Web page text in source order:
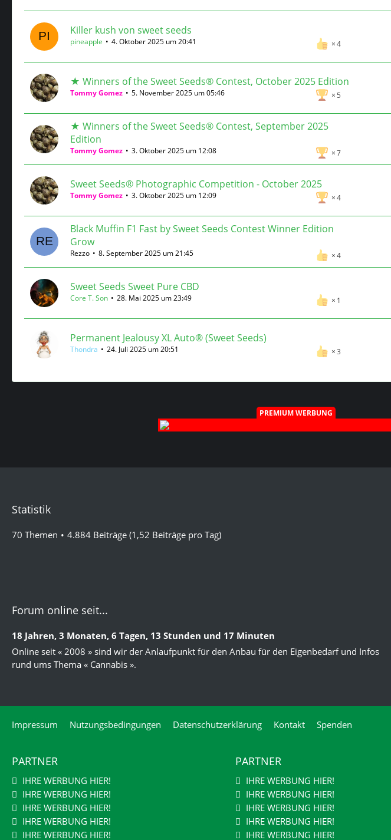
Killer kush von sweet seeds
4
pineapple 4. Oktober 2025 um 20:41
★ Winners of the Sweet Seeds® Contest, October 2025 Edition
5
Tommy Gomez 5. November 2025 um 05:46
★ Winners of the Sweet Seeds® Contest, September 2025
Edition
7
Tommy Gomez 3. Oktober 2025 um 12:08
Sweet Seeds® Photographic Competition - October 2025
4
Tommy Gomez 3. Oktober 2025 um 12:09
Black Muffin F1 Fast by Sweet Seeds Contest Winner Edition
Grow
4
Rezzo 8. September 2025 um 21:45
Sweet Seeds Sweet Pure CBD
1
Core T. Son 28. Mai 2025 um 23:49
Permanent Jealousy XL Auto® (Sweet Seeds)
3
Thondra 24. Juli 2025 um 20:51
PREMIUM WERBUNG
Statistik
70 Themen 4.884 Beiträge (1,52 Beiträge pro Tag)
Forum online seit...
18 Jahren, 3 Monaten, 6 Tagen, 13 Stunden und 17 Minuten
Online seit « 2008 » sind wir der Anlaufpunkt für den Anbau für den Eigenbedarf und Infos
rund ums Thema « Cannabis ».
Impressum Nutzungsbedingungen Datenschutzerklärung Kontakt Spenden
PARTNER
IHRE WERBUNG HIER!
IHRE WERBUNG HIER!
IHRE WERBUNG HIER!
IHRE WERBUNG HIER!
IHRE WERBUNG HIER!
PARTNER
IHRE WERBUNG HIER!
IHRE WERBUNG HIER!
IHRE WERBUNG HIER!
IHRE WERBUNG HIER!
IHRE WERBUNG HIER!